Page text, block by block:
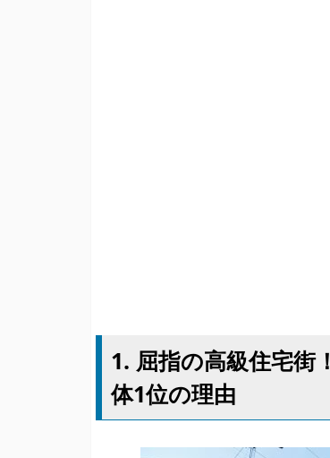
1. 屈指の高級住宅街
体1位の理由